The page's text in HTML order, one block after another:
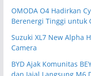
OMODA O4 Hadirkan
Berenergi Tinggi untuk
Suzuki XL7 New Alpha
Camera
BYD Ajak Komunitas